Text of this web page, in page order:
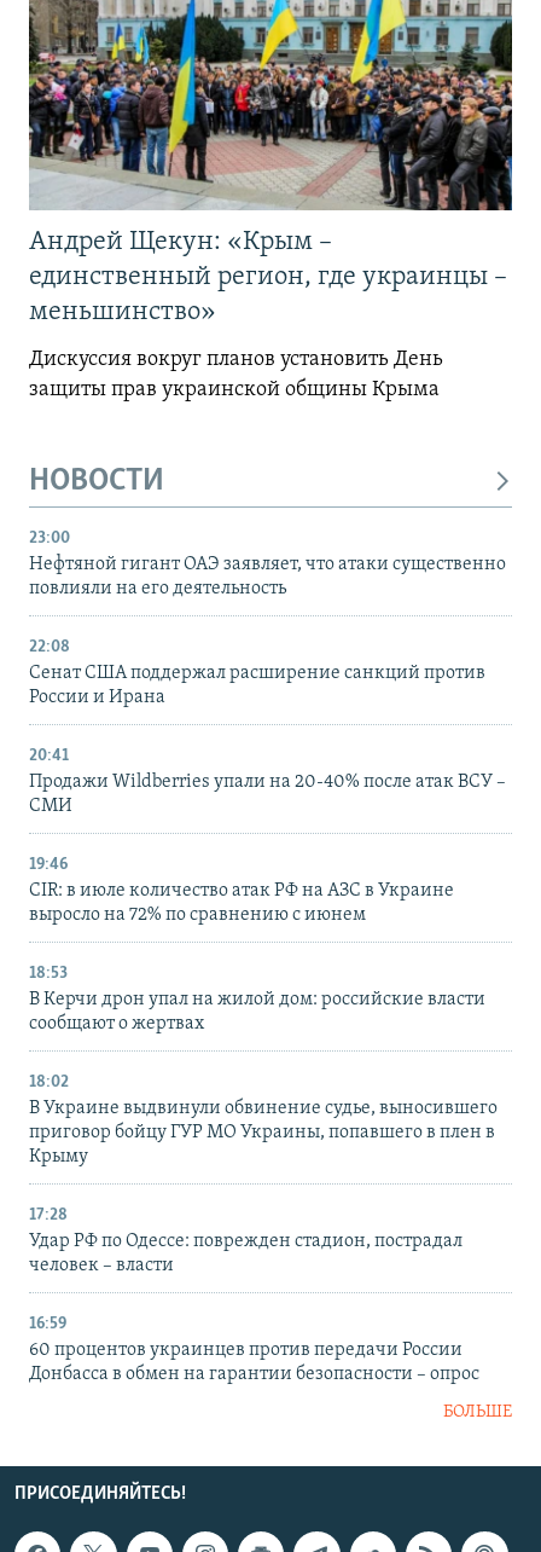
Андрей Щекун: «Крым –
единственный регион, где украинцы –
меньшинство»
Дискуссия вокруг планов установить День
защиты прав украинской общины Крыма
НОВОСТИ
23:00
Нефтяной гигант ОАЭ заявляет, что атаки существенно
повлияли на его деятельность
22:08
Сенат США поддержал расширение санкций против
России и Ирана
20:41
Продажи Wildberries упали на 20-40% после атак ВСУ –
СМИ
19:46
CIR: в июле количество атак РФ на АЗС в Украине
выросло на 72% по сравнению с июнем
18:53
В Керчи дрон упал на жилой дом: российские власти
сообщают о жертвах
18:02
В Украине выдвинули обвинение судье, выносившего
приговор бойцу ГУР МО Украины, попавшего в плен в
Крыму
17:28
Удар РФ по Одессе: поврежден стадион, пострадал
человек – власти
16:59
60 процентов украинцев против передачи России
Донбасса в обмен на гарантии безопасности – опрос
БОЛЬШЕ
ПРИСОЕДИНЯЙТЕСЬ!